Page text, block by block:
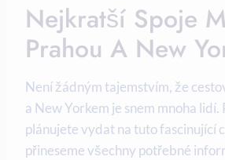
Nejkratší Spoje
Prahou A New
Není žádným tajemstvím, že
a New Yorkem je snem mnoha lidí.
plánujete vydat na tuto fascinující
přineseme všechny potřebné